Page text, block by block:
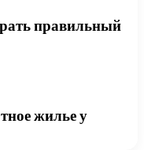
правильный
жилье у